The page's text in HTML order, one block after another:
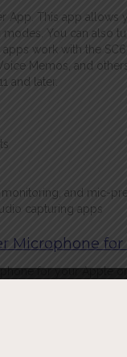
App. This app allows
You can also
work with the
Memos, and
and later.
and mic-
capturing apps
Microphone
for your Apple
on to your shirt
of the microphone.